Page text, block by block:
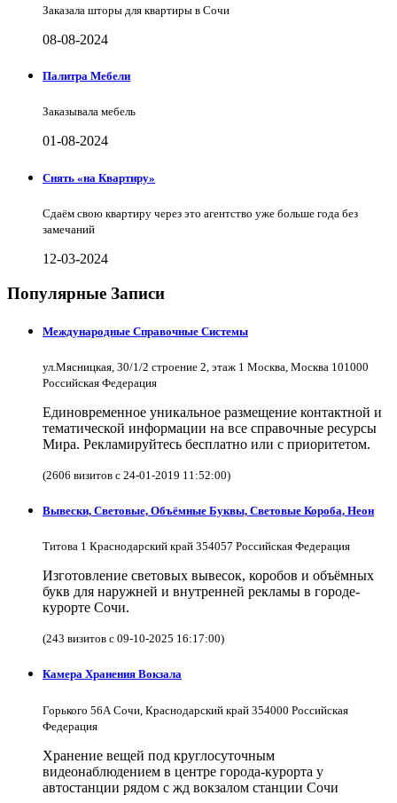
Заказала шторы для квартиры в Сочи
08-08-2024
Палитра Мебели
Заказывала мебель
01-08-2024
Снять «на Квартиру»
Сдаём свою квартиру через это агентство уже больше года без
замечаний
12-03-2024
Популярные Записи
Международные Справочные Системы
ул.Мясницкая, 30/1/2 строение 2, этаж 1 Москва, Москва 101000
Российская Федерация
Единовременное уникальное размещение контактной и
тематической информации на все справочные ресурсы
Мира. Рекламируйтесь бесплатно или с приоритетом.
(2606 визитов с 24-01-2019 11:52:00)
Вывески, Световые, Объёмные Буквы, Световые Короба, Неон
Титова 1 Краснодарский край 354057 Российская Федерация
Изготовление световых вывесок, коробов и объёмных
букв для наружней и внутренней рекламы в городе-
курорте Сочи.
(243 визитов с 09-10-2025 16:17:00)
Камера Хранения Вокзала
Горького 56А Сочи, Краснодарский край 354000 Российская
Федерация
Хранение вещей под круглосуточным
видеонаблюдением в центре города-курорта у
автостанции рядом с жд вокзалом станции Сочи